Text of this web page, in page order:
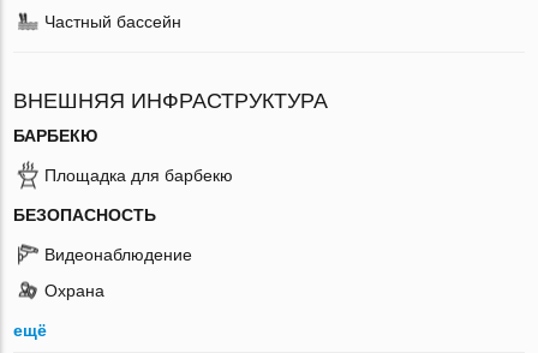
Частный бассейн
ВНЕШНЯЯ ИНФРАСТРУКТУРА
БАРБЕКЮ
Площадка для барбекю
БЕЗОПАСНОСТЬ
Видеонаблюдение
Охрана
ещё